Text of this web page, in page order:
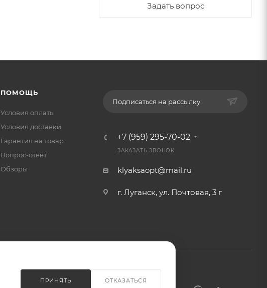
Задать вопрос
ПОМОЩЬ
Условия оплаты
Условия доставки
Гарантия на товар
Вопрос-ответ
Обзоры
Подписаться на рассылку
+7 (959) 295-70-02
ЗАКАЗАТЬ ЗВОНОК
klyaksaopt@mail.ru
г. Луганск, ул. Почтовая, 3 г
ПРИНЯТЬ ОТКАЗАТЬСЯ